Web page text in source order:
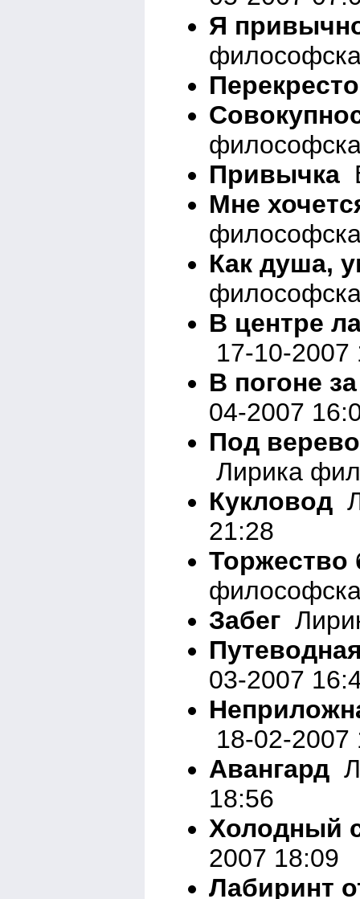
Я
Привычка
Мне
Как душа,
В центре
17-10-2007
В погоне
04-2007
Под
Лирика
Кукловод
21:28
Торжество
Забег
03-2007
18-02-2007
Авангард
18:56
Холодный
2007 18:09
Лабиринт